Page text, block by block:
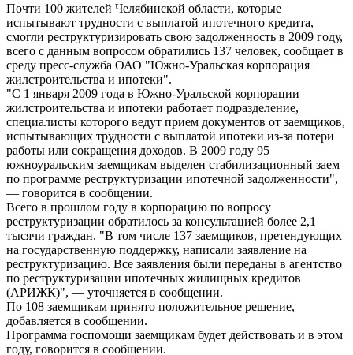
Почти 100 жителей Челябинской области, которые
испытывают трудности с выплатой ипотечного кредита,
смогли реструктуризировать свою задолженность в 2009 году,
всего с данным вопросом обратились 137 человек, сообщает в
среду пресс-служба ОАО "Южно-Уральская корпорация
жилстроительства и ипотеки".
"С 1 января 2009 года в Южно-Уральской корпорации
жилстроительства и ипотеки работает подразделение,
специалисты которого ведут прием документов от заемщиков,
испытывающих трудности с выплатой ипотеки из-за потери
работы или сокращения доходов. В 2009 году 95
южноуральским заемщикам выделен стабилизационный заем
по программе реструктуризации ипотечной задолженности",
— говорится в сообщении.
Всего в прошлом году в корпорацию по вопросу
реструктуризации обратилось за консультацией более 2,1
тысячи граждан. "В том числе 137 заемщиков, претендующих
на государственную поддержку, написали заявление на
реструктуризацию. Все заявления были переданы в агентство
по реструктуризации ипотечных жилищных кредитов
(АРИЖК)", — уточняется в сообщении.
По 108 заемщикам принято положительное решение,
добавляется в сообщении.
Программа госпомощи заемщикам будет действовать и в этом
году, говорится в сообщении.